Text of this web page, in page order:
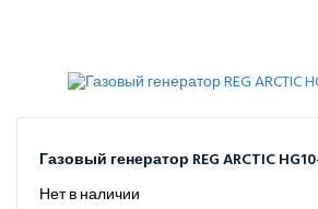
Газовый генератор REG ARCTIC
Нет в наличии